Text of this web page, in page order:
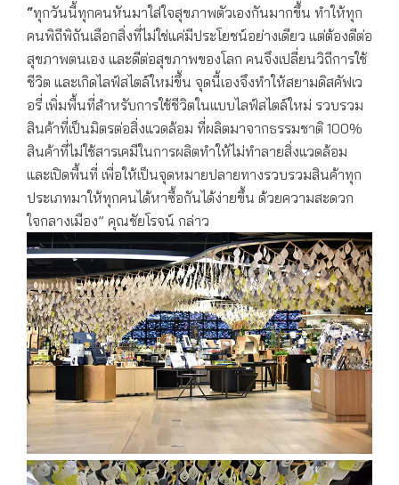
“ทุกวันนี้ทุกคนหันมาใส่ใจสุขภาพตัวเองกันมากขึ้น ทำให้ทุก
คนพิถีพิถันเลือกสิ่งที่ไม่ใช่แค่มีประโยชน์อย่างเดียว แต่ต้องดีต่อ
สุขภาพตนเอง และดีต่อสุขภาพของโลก คนจึงเปลี่ยนวิถีการใช้
ชีวิต และเกิดไลฟ์สไตล์ใหม่ขึ้น จุดนี้เองจึงทำให้สยามดิสคัฟเว
อรี่ เพิ่มพื้นที่สำหรับการใช้ชีวิตในแบบไลฟ์สไตล์ใหม่ รวบรวม
สินค้าที่เป็นมิตรต่อสิ่งแวดล้อม ที่ผลิตมาจากธรรมชาติ 100%
สินค้าที่ไม่ใช้สารเคมีในการผลิตทำให้ไม่ทำลายสิ่งแวดล้อม
และเปิดพื้นที่ เพื่อให้เป็นจุดหมายปลายทางรวบรวมสินค้าทุก
ประเภทมาให้ทุกคนได้หาซื้อกันได้ง่ายขึ้น ด้วยความสะดวก
ใจกลางเมือง” คุณชัยโรจน์ กล่าว